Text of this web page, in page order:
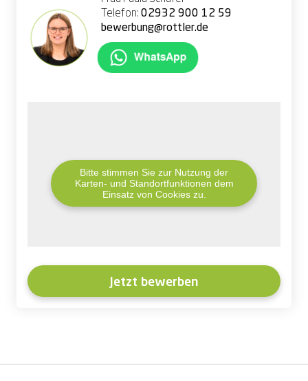
Telefon: 02932 900 12 59
bewerbung@rottler.de
Bitte stimmen Sie zur Nutzung der
Karten- und Standortfunktionen dem
Einsatz von Cookies zu.
Jetzt bewerben